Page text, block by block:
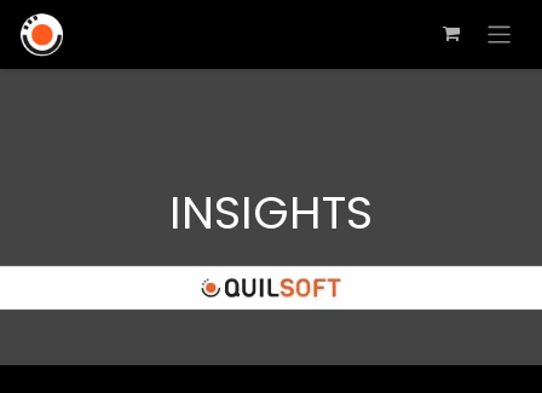
INSIGHTS